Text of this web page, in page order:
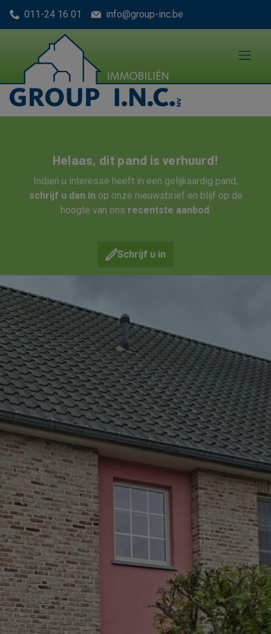
Menu overslaan en naar de inhoud gaan
011-24 16 01 info@group-inc.be
Helaas, dit pand is verhuurd!
Indien u interesse heeft in een gelijkaardig pand,
schrijf u dan in op onze nieuwsbrief en blijf op de
hoogte van ons recentste aanbod.
Schrijf u in